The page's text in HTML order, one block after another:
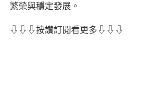
繁榮與穩定發展。
⇩⇩⇩按讚訂閱看更多⇩⇩⇩